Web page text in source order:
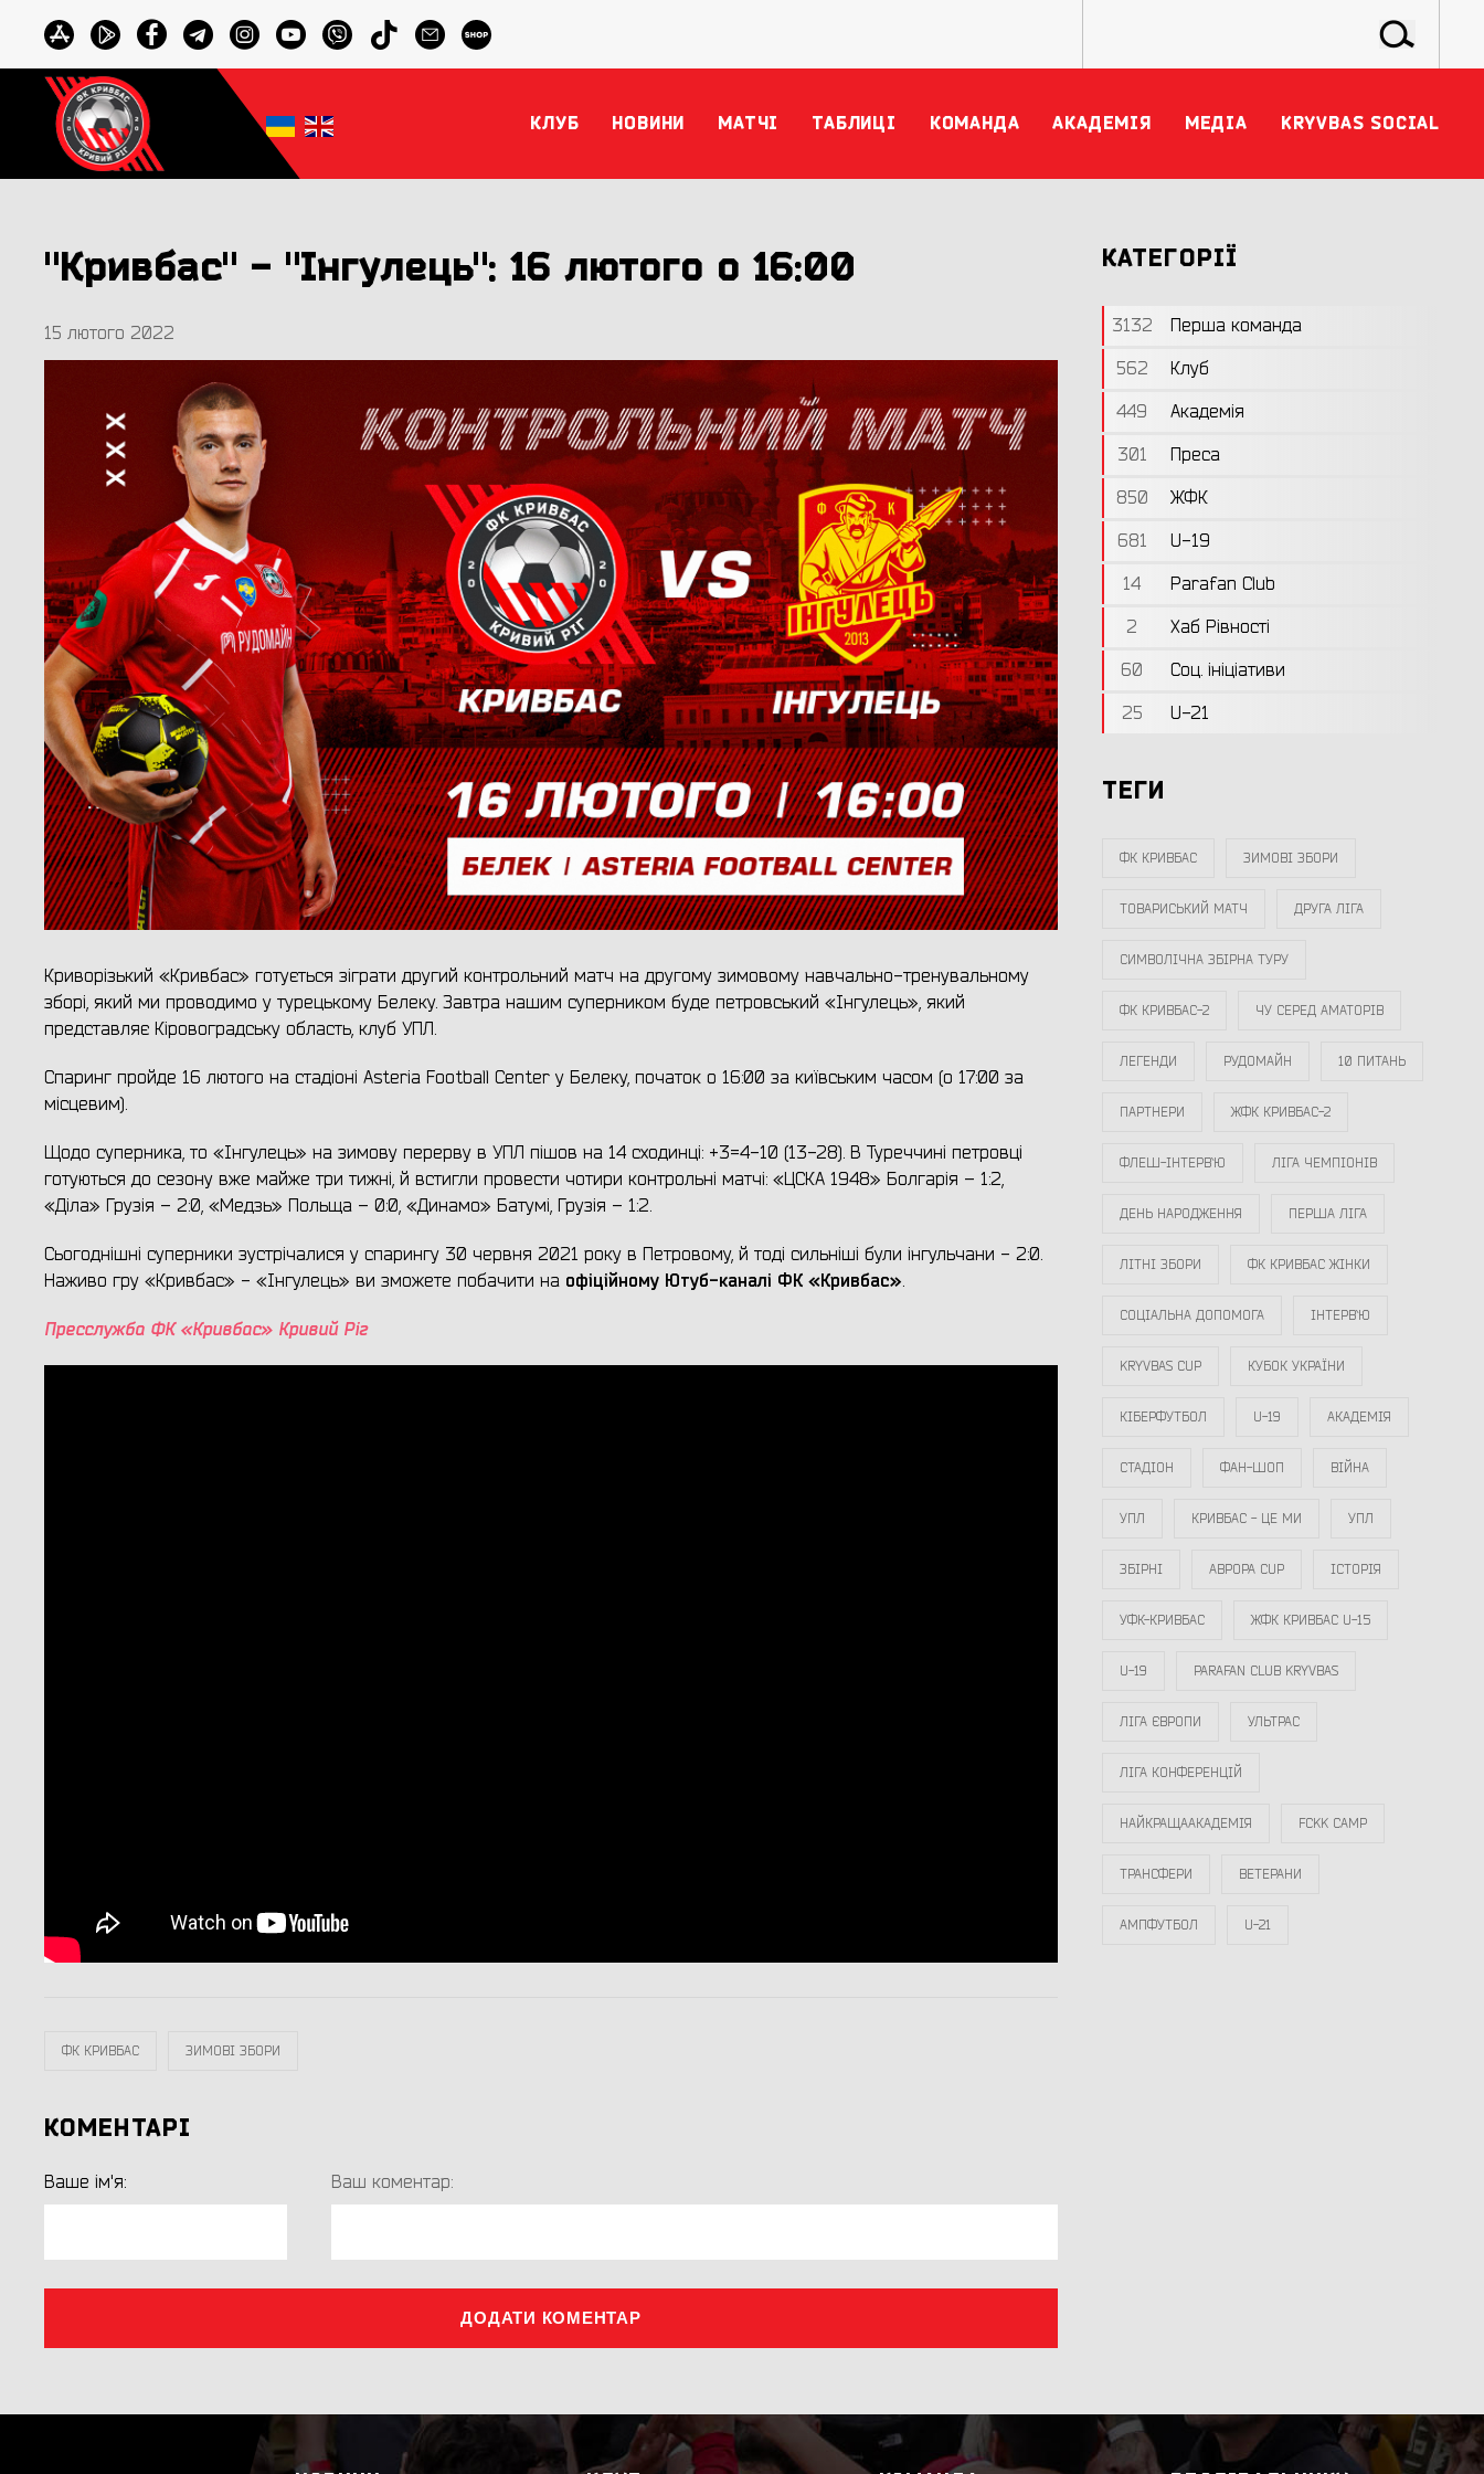
КЛУБ НОВИНИ МАТЧІ ТАБЛИЦІ КОМАНДА АКАДЕМІЯ МЕДІА KRYVBAS SOCIAL
"Кривбас" - "Інгулець": 16 лютого о 16:00
15 лютого 2022
Криворізький «Кривбас» готується зіграти другий контрольний матч на другому зимовому навчально-тренувальному
зборі, який ми проводимо у турецькому Белеку. Завтра нашим суперником буде петровський «Інгулець», який
представляє Кіровоградську область, клуб УПЛ.
Спаринг пройде 16 лютого на стадіоні Asteria Football Center у Белеку, початок о 16:00 за київським часом (о 17:00 за
місцевим).
Щодо суперника, то «Інгулець» на зимову перерву в УПЛ пішов на 14 сходинці: +3=4-10 (13-28). В Туреччині петровці
готуються до сезону вже майже три тижні, й встигли провести чотири контрольні матчі: «ЦСКА 1948» Болгарія – 1:2,
«Діла» Грузія – 2:0, «Медзь» Польща – 0:0, «Динамо» Батумі, Грузія – 1:2.
Сьогоднішні суперники зустрічалися у спарингу 30 червня 2021 року в Петровому, й тоді сильніші були інгульчани - 2:0.
Наживо гру «Кривбас» - «Інгулець» ви зможете побачити на офіційному Ютуб-каналі ФК «Кривбас».
Пресслужба ФК «Кривбас» Кривий Ріг
ФК КРИВБАС ЗИМОВІ ЗБОРИ
КОМЕНТАРІ
Ваше ім'я: Ваш коментар:
ДОДАТИ КОМЕНТАР
КАТЕГОРІЇ
3132
Перша команда
562
Клуб
449
Академія
301
Преса
850
ЖФК
681
U-19
14
Parafan Club
2
Хаб Рівності
60
Соц. ініціативи
25
U-21
ТЕГИ
ФК КРИВБАС ЗИМОВІ ЗБОРИ
ТОВАРИСЬКИЙ МАТЧ ДРУГА ЛІГА
СИМВОЛІЧНА ЗБІРНА ТУРУ
ФК КРИВБАС-2 ЧУ СЕРЕД АМАТОРІВ
ЛЕГЕНДИ РУДОМАЙН 10 ПИТАНЬ
ПАРТНЕРИ ЖФК КРИВБАС-2
ФЛЕШ-ІНТЕРВ`Ю ЛІГА ЧЕМПІОНІВ
ДЕНЬ НАРОДЖЕННЯ ПЕРША ЛІГА
ЛІТНІ ЗБОРИ ФК КРИВБАС ЖІНКИ
СОЦІАЛЬНА ДОПОМОГА ІНТЕРВ`Ю
KRYVBAS CUP КУБОК УКРАЇНИ
КІБЕРФУТБОЛ U-19 АКАДЕМІЯ
СТАДІОН ФАН-ШОП ВІЙНА
УПЛ КРИВБАС - ЦЕ МИ УПЛ
ЗБІРНІ АВРОРА CUP ІСТОРІЯ
УФК-КРИВБАС ЖФК КРИВБАС U-15
U-19 PARAFAN CLUB KRYVBAS
ЛІГА ЄВРОПИ УЛЬТРАС
ЛІГА КОНФЕРЕНЦІЙ
НАЙКРАЩААКАДЕМІЯ FCKK CAMP
ТРАНСФЕРИ ВЕТЕРАНИ
АМПФУТБОЛ U-21